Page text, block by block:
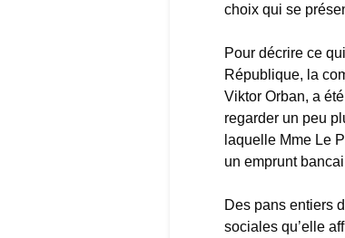
choix qui se
Pour décrire ce
République, la
Viktor Orban, a
regarder un peu
laquelle Mme Le
un emprunt
Des pans entiers
sociales qu’elle